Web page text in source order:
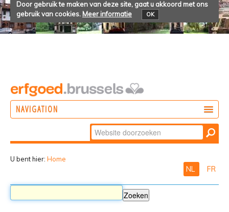
Door gebruik te maken van deze site, gaat u akkoord met ons
gebruik van cookies. Meer informatie OK
NAVIGATION
Zoek
Geavanceerd
U bent hier: Home
NL FR